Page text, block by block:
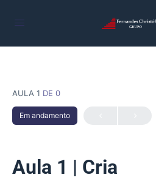
AULA 1 DE 0
Em andamento
Aula 1 | Cria